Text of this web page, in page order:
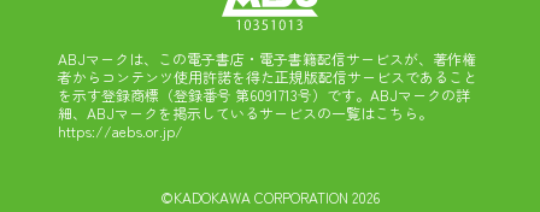
ABJマークは、この電子書店・電子書籍配信サービスが、著作権
者からコンテンツ使用許諾を得た正規版配信サービスであること
を示す登録商標（登録番号 第6091713号）です。ABJマークの詳
細、ABJマークを掲示しているサービスの一覧はこちら。
https://aebs.or.jp/
©KADOKAWA CORPORATION 2026